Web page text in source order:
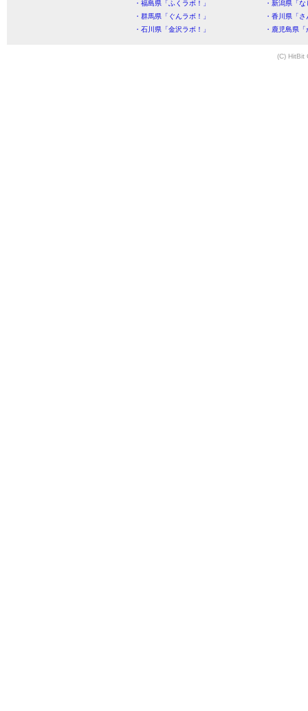
・福島県「ふくラボ！」
・新潟県「
・群馬県「ぐんラボ！」
・香川県「
・石川県「金沢ラボ！」
・鹿児島県
(C) HitBit